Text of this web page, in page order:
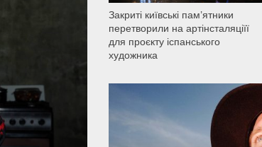
Закриті київські пам’ятники
перетворили на артінсталяціїї
для проєкту іспанського
художника